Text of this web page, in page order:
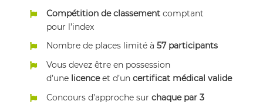
Compétition de classementcomptant
pour l’index
Nombre de places limité à 57 participants
Vous devez être en possession
d’une licenceet d’un certificat médical valide
Concours d’approche sur chaque par 3